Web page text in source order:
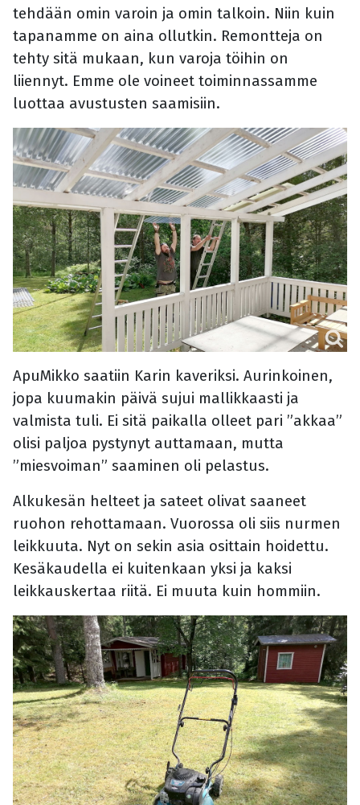
tehdään omin varoin ja omin talkoin. Niin kuin
tapanamme on aina ollutkin. Remontteja on
tehty sitä mukaan, kun varoja töihin on
liiennyt. Emme ole voineet toiminnassamme
luottaa avustusten saamisiin.
ApuMikko saatiin Karin kaveriksi. Aurinkoinen,
jopa kuumakin päivä sujui mallikkaasti ja
valmista tuli. Ei sitä paikalla olleet pari ”akkaa”
olisi paljoa pystynyt auttamaan, mutta
”miesvoiman” saaminen oli pelastus.
Alkukesän helteet ja sateet olivat saaneet
ruohon rehottamaan. Vuorossa oli siis nurmen
leikkuuta. Nyt on sekin asia osittain hoidettu.
Kesäkaudella ei kuitenkaan yksi ja kaksi
leikkauskertaa riitä. Ei muuta kuin hommiin.